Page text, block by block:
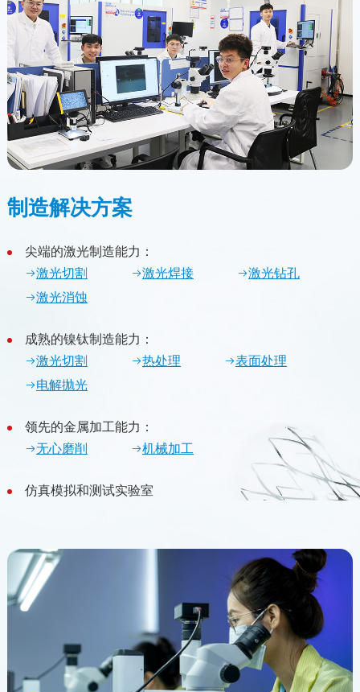
制造解决方案
尖端的激光制造能力：
激光切割
激光焊接
激光钻孔
激光消蚀
成熟的镍钛制造能力：
激光切割
热处理
表面处理
电解抛光
领先的金属加工能力：
无心磨削
机械加工
仿真模拟和测试实验室